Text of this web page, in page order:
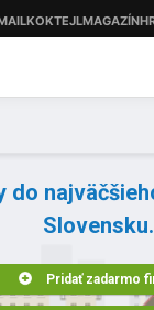
do
Slovensku.
Pridať zadarmo